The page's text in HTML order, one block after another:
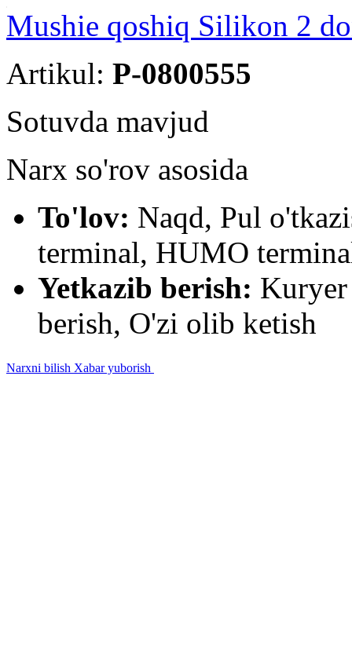
Mushie qoshiq Silikon 2
Artikul: P-0800555
Sotuvda mavjud
Narx so'rov asosida
To'lov: Naqd, Pul
terminal, HUMO
Yetkazib berish:
berish, O'zi olib ketish
Narxni bilish Xabar yuborish